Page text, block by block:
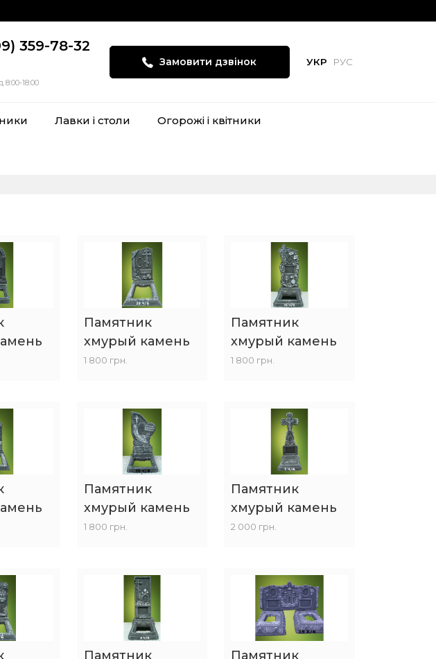
359-78-32
18:00
Замовити дзвінок УКР РУС
Лавки і столи Огорожі і квітники
Памятник
хмурый камень
1 800 грн.
Памятник
хмурый камень
1 800 грн.
Памятник
хмурый камень
1 800 грн.
Памятник
хмурый камень
2 000 грн.
Памятник
Памятник